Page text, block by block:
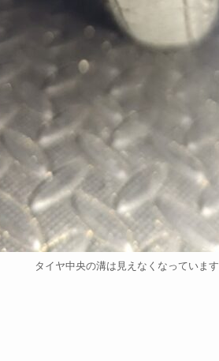
タイヤ中央の溝は見えなくなっています